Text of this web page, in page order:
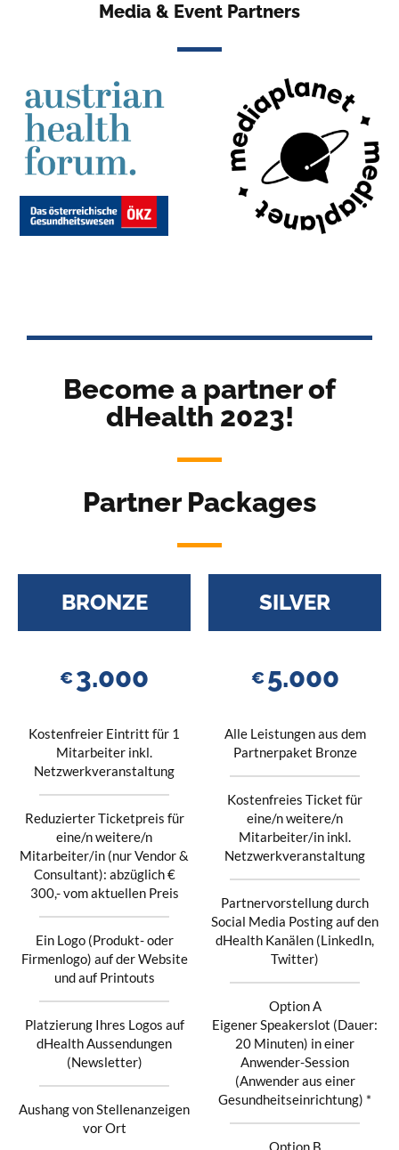
Media & Event Partners
Become a partner of
dHealth 2023!
Partner Packages
BRONZE
€ 3.000
Kostenfreier Eintritt für 1
Mitarbeiter inkl.
Netzwerkveranstaltung
Reduzierter Ticketpreis für
eine/n weitere/n
Mitarbeiter/in (nur Vendor &
Consultant): abzüglich €
300,- vom aktuellen Preis
Ein Logo (Produkt- oder
Firmenlogo) auf der Website
und auf Printouts
Platzierung Ihres Logos auf
dHealth Aussendungen
(Newsletter)
Aushang von Stellenanzeigen
vor Ort
SILVER
€ 5.000
Alle Leistungen aus dem
Partnerpaket Bronze
Kostenfreies Ticket für
eine/n weitere/n
Mitarbeiter/in inkl.
Netzwerkveranstaltung
Partnervorstellung durch
Social Media Posting auf den
dHealth Kanälen (LinkedIn,
Twitter)
Option A
Eigener Speakerslot (Dauer:
20 Minuten) in einer
Anwender-Session
(Anwender aus einer
Gesundheitseinrichtung) *